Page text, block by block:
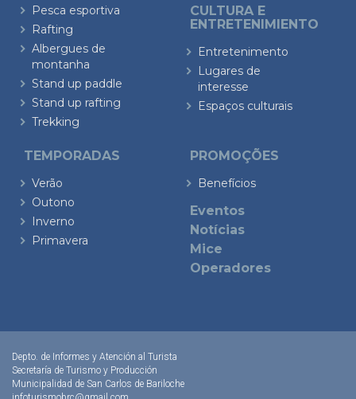
Pesca esportiva
Rafting
Albergues de
montanha
Stand up paddle
Stand up rafting
Trekking
CULTURA E
ENTRETENIMIENTO
Entretenimento
Lugares de
interesse
Espaços culturais
TEMPORADAS
Verão
Outono
Inverno
Primavera
PROMOÇÕES
Benefícios
Eventos
Notícias
Mice
Operadores
Depto. de Informes y Atención al Turista
Secretaría de Turismo y Producción
Municipalidad de San Carlos de Bariloche